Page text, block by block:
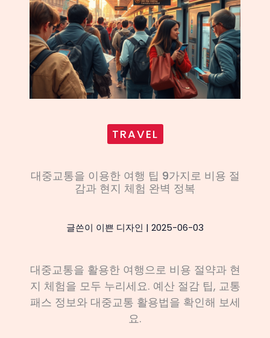
TRAVEL
대중교통을 이용한 여행 팁 9가지로 비용 절
감과 현지 체험 완벽 정복
글쓴이 이쁜 디자인 | 2025-06-03
대중교통을 활용한 여행으로 비용 절약과 현
지 체험을 모두 누리세요. 예산 절감 팁, 교통
패스 정보와 대중교통 활용법을 확인해 보세
요.